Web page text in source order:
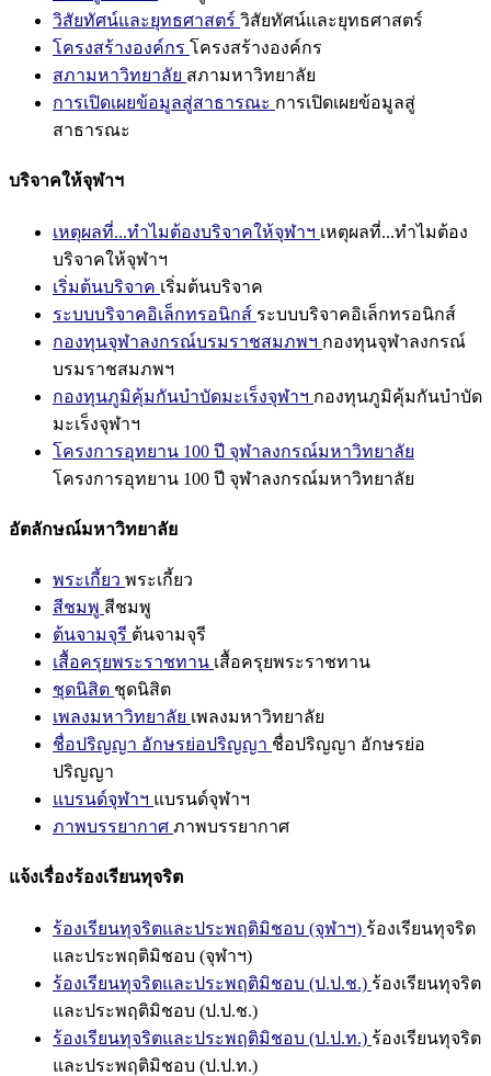
วิสัยทัศน์และยุทธศาสตร์ วิสัยทัศน์และยุทธศาสตร์
โครงสร้างองค์กร โครงสร้างองค์กร
สภามหาวิทยาลัย สภามหาวิทยาลัย
การเปิดเผยข้อมูลสู่สาธารณะ การเปิดเผยข้อมูลสู่
สาธารณะ
บริจาคให้จุฬาฯ
เหตุผลที่...ทำไมต้องบริจาคให้จุฬาฯ เหตุผลที่...ทำไมต้อง
บริจาคให้จุฬาฯ
เริ่มต้นบริจาค เริ่มต้นบริจาค
ระบบบริจาคอิเล็กทรอนิกส์ ระบบบริจาคอิเล็กทรอนิกส์
กองทุนจุฬาลงกรณ์บรมราชสมภพฯ กองทุนจุฬาลงกรณ์
บรมราชสมภพฯ
กองทุนภูมิคุ้มกันบำบัดมะเร็งจุฬาฯ กองทุนภูมิคุ้มกันบำบัด
มะเร็งจุฬาฯ
โครงการอุทยาน 100 ปี จุฬาลงกรณ์มหาวิทยาลัย
โครงการอุทยาน 100 ปี จุฬาลงกรณ์มหาวิทยาลัย
อัตลักษณ์มหาวิทยาลัย
พระเกี้ยว พระเกี้ยว
สีชมพู สีชมพู
ต้นจามจุรี ต้นจามจุรี
เสื้อครุยพระราชทาน เสื้อครุยพระราชทาน
ชุดนิสิต ชุดนิสิต
เพลงมหาวิทยาลัย เพลงมหาวิทยาลัย
ชื่อปริญญา อักษรย่อปริญญา ชื่อปริญญา อักษรย่อ
ปริญญา
แบรนด์จุฬาฯ แบรนด์จุฬาฯ
ภาพบรรยากาศ ภาพบรรยากาศ
แจ้งเรื่องร้องเรียนทุจริต
ร้องเรียนทุจริตและประพฤติมิชอบ (จุฬาฯ) ร้องเรียนทุจริต
และประพฤติมิชอบ (จุฬาฯ)
ร้องเรียนทุจริตและประพฤติมิชอบ (ป.ป.ช.) ร้องเรียนทุจริต
และประพฤติมิชอบ (ป.ป.ช.)
ร้องเรียนทุจริตและประพฤติมิชอบ (ป.ป.ท.) ร้องเรียนทุจริต
และประพฤติมิชอบ (ป.ป.ท.)